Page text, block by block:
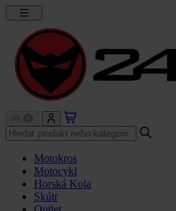
Motokros
Motocykl
Horská Kola
Skútr